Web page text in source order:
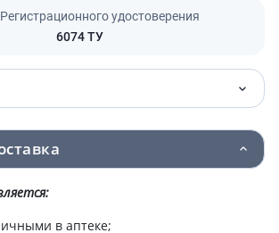
удостоверения
6074 ТУ
в аптеке;